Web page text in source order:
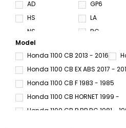
AD
GP6
HS
LA
NS
RC
S3
SA
SC
SP
SRQ
SS
ST
XBK5
XS
Model
Honda 1100 CB 2013 - 2016
Honda 1100 CB EX ABS 2017 -
Honda 1100 CB F 1983 - 1985
Honda 1100 CB HORNET 1999 -
Honda 1100 CB R,RB,RC 1981 -